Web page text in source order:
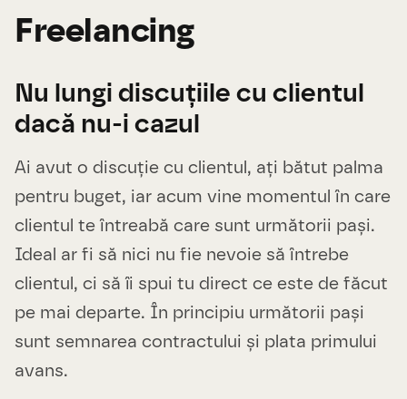
Freelancing
Nu lungi discuțiile cu clientul
dacă nu-i cazul
Ai avut o discuție cu clientul, ați bătut palma
pentru buget, iar acum vine momentul în care
clientul te întreabă care sunt următorii pași.
Ideal ar fi să nici nu fie nevoie să întrebe
clientul, ci să îi spui tu direct ce este de făcut
pe mai departe. În principiu următorii pași
sunt semnarea contractului și plata primului
avans.